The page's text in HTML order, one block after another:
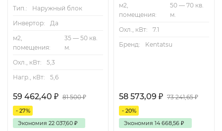
Тип.:
Наружный блок
Инвертор:
Да
м2,
помещения:
35 — 50 кв.
м.
Охл., кВт:
5,3
Нагр., кВт:
5,6
59 462,40 ₽ 81 500₽
- 27%
Экономия 22 037,60 ₽
м2,
помещения:
50 — 70 кв.
м.
Охл., кВт:
7.1
Бренд:
Kentatsu
58 573,09 ₽ 73 241,65₽
- 20%
Экономия 14 668,56 ₽